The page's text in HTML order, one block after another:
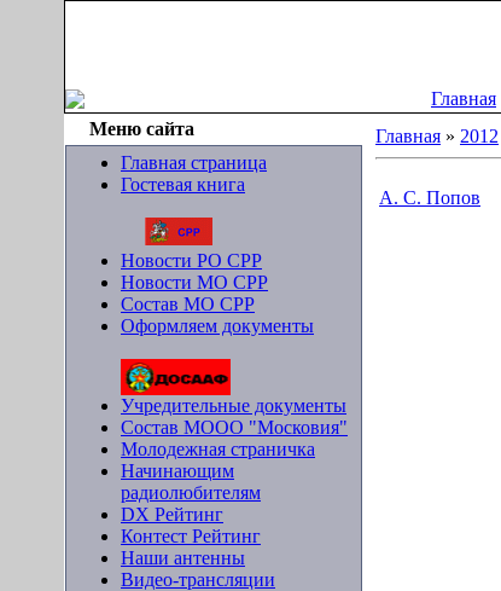
Главная
Меню сайта
Главная страница
Гостевая книга
Новости РО СРР
Новости МО СРР
Состав МО СРР
Оформляем документы
Учредительные документы
Состав МООО "Московия"
Молодежная страничка
Начинающим
радиолюбителям
DX Рейтинг
Контест Рейтинг
Наши антенны
Видео-трансляции
Главная » 2012
А. С. Попов